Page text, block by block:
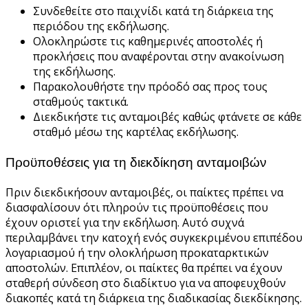
Συνδεθείτε στο παιχνίδι κατά τη διάρκεια της
περιόδου της εκδήλωσης.
Ολοκληρώστε τις καθημερινές αποστολές ή
προκλήσεις που αναφέρονται στην ανακοίνωση
της εκδήλωσης.
Παρακολουθήστε την πρόοδό σας προς τους
σταθμούς τακτικά.
Διεκδικήστε τις ανταμοιβές καθώς φτάνετε σε κάθε
σταθμό μέσω της καρτέλας εκδήλωσης.
Προϋποθέσεις για τη διεκδίκηση ανταμοιβών
Πριν διεκδικήσουν ανταμοιβές, οι παίκτες πρέπει να
διασφαλίσουν ότι πληρούν τις προϋποθέσεις που
έχουν οριστεί για την εκδήλωση. Αυτό συχνά
περιλαμβάνει την κατοχή ενός συγκεκριμένου επιπέδου
λογαριασμού ή την ολοκλήρωση προκαταρκτικών
αποστολών. Επιπλέον, οι παίκτες θα πρέπει να έχουν
σταθερή σύνδεση στο διαδίκτυο για να αποφευχθούν
διακοπές κατά τη διάρκεια της διαδικασίας διεκδίκησης.